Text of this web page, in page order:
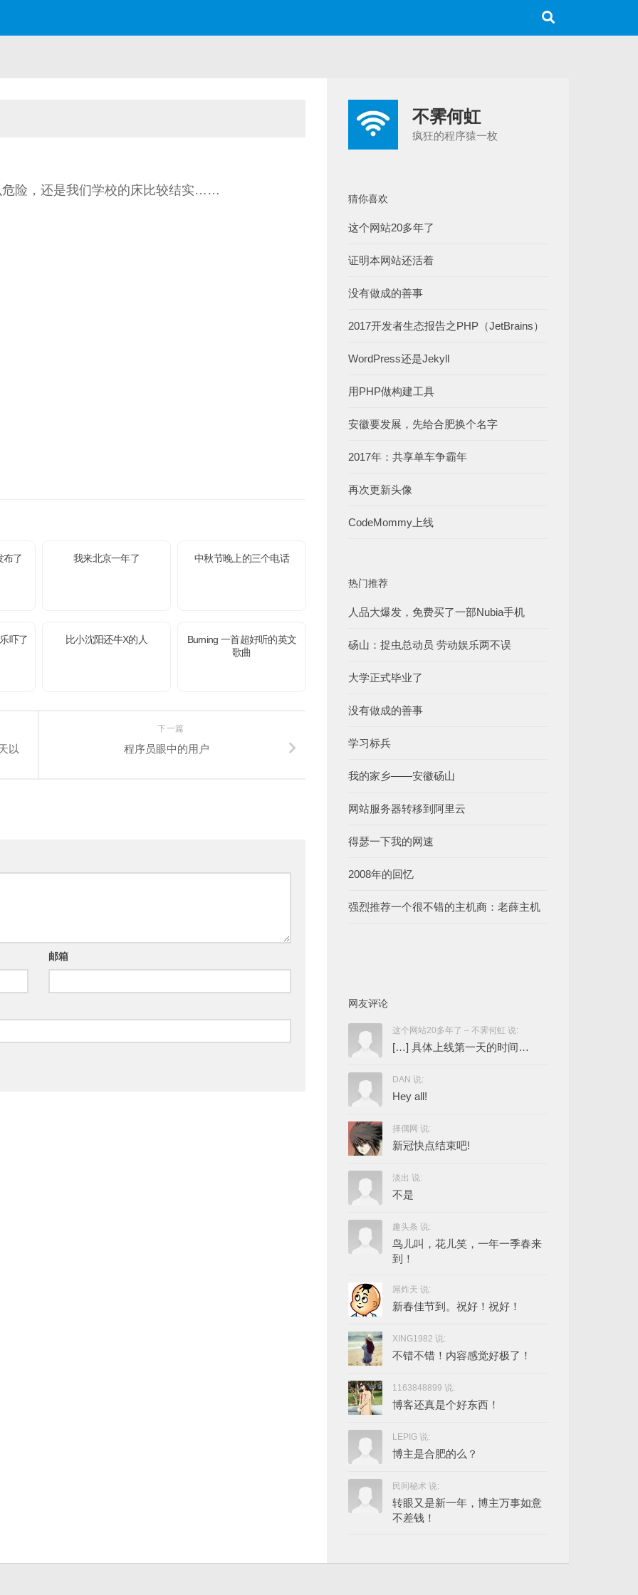
险，还是我们学校的床比较结实……
布了 我来北京一年了 中秋节晚上的三个电话
吓了 比小沈阳还牛X的人
Burning 一首超好听的英文
歌曲
下一篇
程序员眼中的用户
以
邮箱
不霁何虹
疯狂的程序猿一枚
猜你喜欢
这个网站20多年了
证明本网站还活着
没有做成的善事
2017开发者生态报告之PHP（JetBrains）
WordPress还是Jekyll
用PHP做构建工具
安徽要发展，先给合肥换个名字
2017年：共享单车争霸年
再次更新头像
CodeMommy上线
热门推荐
人品大爆发，免费买了一部Nubia手机
砀山：捉虫总动员 劳动娱乐两不误
大学正式毕业了
没有做成的善事
学习标兵
我的家乡——安徽砀山
网站服务器转移到阿里云
得瑟一下我的网速
2008年的回忆
强烈推荐一个很不错的主机商：老薛主机
网友评论
这个网站20多年了 – 不霁何虹 说:
[…] 具体上线第一天的时间…
DAN 说:
Hey all!
择偶网 说:
新冠快点结束吧!
淡出 说:
不是
趣头条 说:
鸟儿叫，花儿笑，一年一季春来
到！
屌炸天 说:
新春佳节到。祝好！祝好！
XING1982 说:
不错不错！内容感觉好极了！
1163848899 说:
博客还真是个好东西！
LEPIG 说:
博主是合肥的么？
民间秘术 说:
转眼又是新一年，博主万事如意
不差钱！